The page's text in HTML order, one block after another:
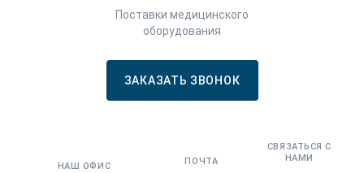
Поставки медицинского
оборудования
ЗАКАЗАТЬ ЗВОНОК
НАШ ОФИС ПОЧТА
СВЯЗАТЬСЯ С
НАМИ